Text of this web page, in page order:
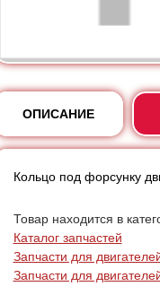
ОПИСАНИЕ
Кольцо под форсунку
Товар находится в
Каталог запчастей
Запчасти для
Запчасти для